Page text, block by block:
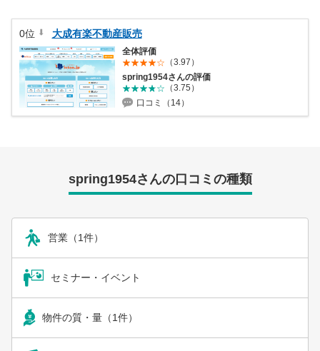
0位 大成有楽不動産販売
全体評価
（3.97）
spring1954さんの評価
（3.75）
口コミ（14）
spring1954さんの口コミの種類
営業（1件）
セミナー・イベント
物件の質・量（1件）